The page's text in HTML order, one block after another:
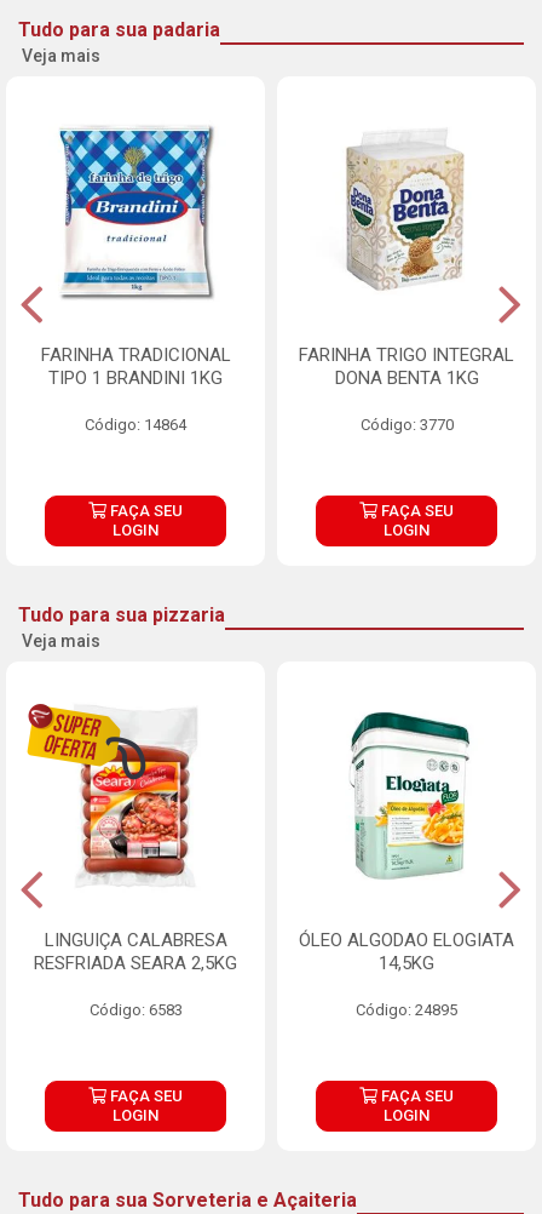
Tudo para sua padaria
Veja mais
FARINHA TRADICIONAL
TIPO 1 BRANDINI 1KG
Código: 14864
FAÇA SEU
LOGIN
FARINHA TRIGO INTEGRAL
DONA BENTA 1KG
Código: 3770
FAÇA SEU
LOGIN
Tudo para sua pizzaria
Veja mais
LINGUIÇA CALABRESA
RESFRIADA SEARA 2,5KG
Código: 6583
FAÇA SEU
LOGIN
ÓLEO ALGODAO ELOGIATA
14,5KG
Código: 24895
FAÇA SEU
LOGIN
Tudo para sua Sorveteria e Açaiteria